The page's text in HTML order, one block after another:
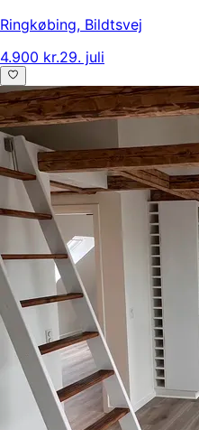
Ringkøbing, Bildtsvej
4.900 kr.29. juli